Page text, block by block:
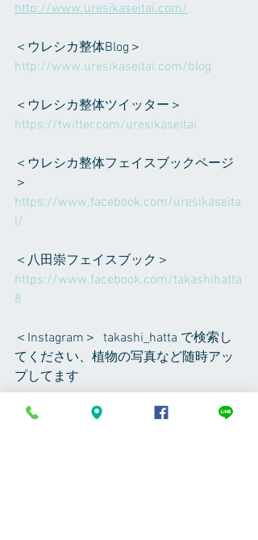
http://www.uresikaseitai.com/
＜ウレシカ整体Blog＞
http://www.uresikaseitai.com/blog
＜ウレシカ整体ツイッター＞
https://twitter.com/uresikaseitai
＜ウレシカ整体フェイスブックページ
＞
https://www.facebook.com/uresikaseita
i/
＜八田崇フェイスブック＞
https://www.facebook.com/takashihatta
8
＜Instagram＞  takashi_hatta で検索し
てください、植物の写真など随時アッ
プしてます